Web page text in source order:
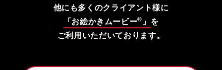
他にも多くのクライアント様に
「お絵かきムービー® 」 を
ご利用いただいております。